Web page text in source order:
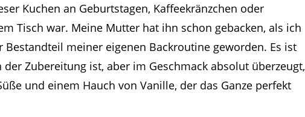
Kuchen an Geburtstagen, Kaffeekränzchen oder
Tisch war. Meine Mutter hat ihn schon gebacken, als ich
meiner eigenen Backroutine geworden. Es ist
Zubereitung ist, aber im Geschmack absolut überzeugt,
und einem Hauch von Vanille, der das Ganze perfekt